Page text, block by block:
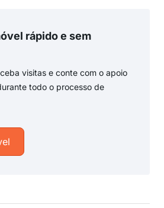
rápido e sem
visitas e conte com o apoio
todo o processo de